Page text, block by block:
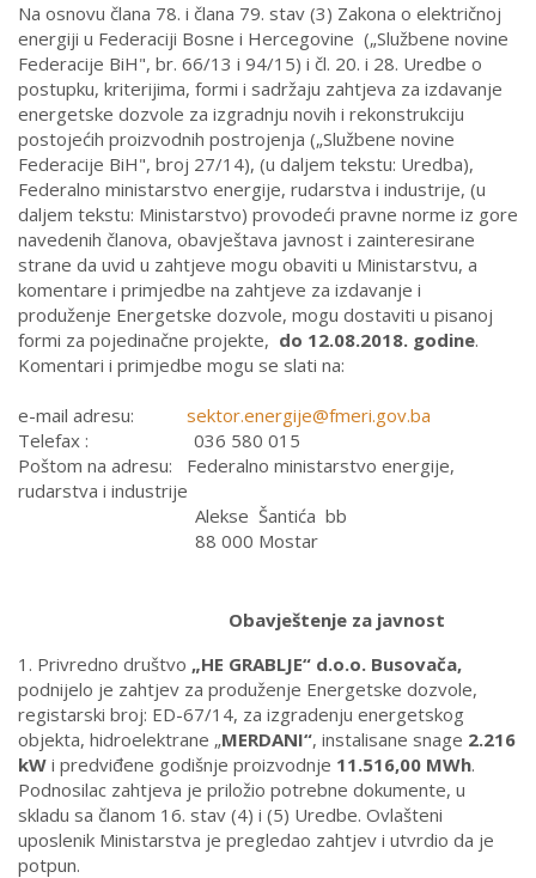
Na osnovu člana 78. i člana 79. stav (3) Zakona o električnoj
energiji u Federaciji Bosne i Hercegovine („Službene novine
Federacije BiH", br. 66/13 i 94/15) i čl. 20. i 28. Uredbe o
postupku, kriterijima, formi i sadržaju zahtjeva za izdavanje
energetske dozvole za izgradnju novih i rekonstrukciju
postojećih proizvodnih postrojenja („Službene novine
Federacije BiH", broj 27/14), (u daljem tekstu: Uredba),
Federalno ministarstvo energije, rudarstva i industrije, (u
daljem tekstu: Ministarstvo) provodeći pravne norme iz gore
navedenih članova, obavještava javnost i zainteresirane
strane da uvid u zahtjeve mogu obaviti u Ministarstvu, a
komentare i primjedbe na zahtjeve za izdavanje i
produženje Energetske dozvole, mogu dostaviti u pisanoj
formi za pojedinačne projekte, do 12.08.2018. godine.
Komentari i primjedbe mogu se slati na:
e-mail adresu: sektor.energije@fmeri.gov.ba
Telefax : 036 580 015
Poštom na adresu: Federalno ministarstvo energije,
rudarstva i industrije
Alekse Šantića bb
88 000 Mostar
Obavještenje za javnost
1. Privredno društvo „HE GRABLJE“ d.o.o. Busovača,
podnijelo je zahtjev za produženje Energetske dozvole,
registarski broj: ED-67/14, za izgradenju energetskog
objekta, hidroelektrane „MERDANI“, instalisane snage 2.216
kW i predviđene godišnje proizvodnje 11.516,00 MWh.
Podnosilac zahtjeva je priložio potrebne dokumente, u
skladu sa članom 16. stav (4) i (5) Uredbe. Ovlašteni
uposlenik Ministarstva je pregledao zahtjev i utvrdio da je
potpun.